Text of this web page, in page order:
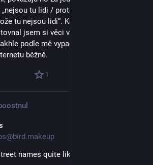
tu lidi / protože tu není obsah /
tu nejsou lidi“. Když jsem v roce 2021
jsem si věci v podstatě pro sebe
podle mě vypadal organický růst v
běžně.
1
names quite like Prague.